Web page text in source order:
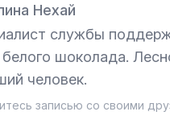
Нехай
службы
белого шоколада.
человек.
записью со своими